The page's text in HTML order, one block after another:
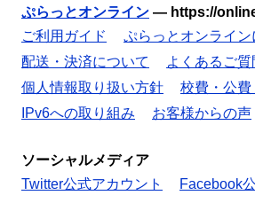
ぷらっとオンライン — https://
ご利用ガイド
ぷらっとオンライン
配送・決済について
よくあるご質
個人情報取り扱い方針
校費・公
IPv6への取り組み
お客様からの声
ソーシャルメディア
Twitter公式アカウント
Facebook